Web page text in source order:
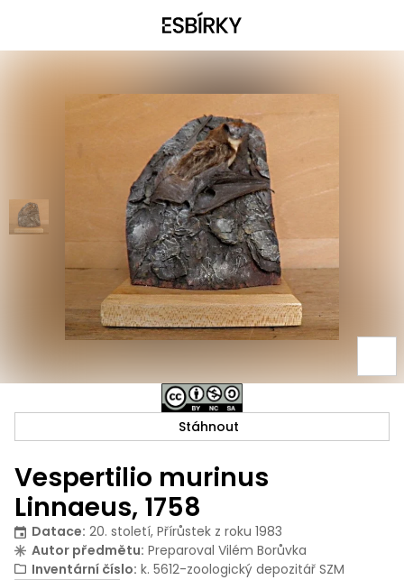
Vespertilio murinus
Linnaeus, 1758
Datace: 20. století, Přírůstek z roku 1983
Autor předmětu: Preparoval Vilém Borůvka
Inventární číslo: k. 5612-zoologický depozitář SZM
Stáhnout